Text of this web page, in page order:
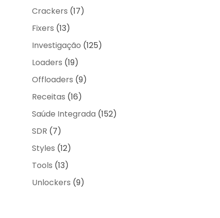
Crackers (17)
Fixers (13)
Investigação (125)
Loaders (19)
Offloaders (9)
Receitas (16)
Saúde Integrada (152)
SDR (7)
Styles (12)
Tools (13)
Unlockers (9)